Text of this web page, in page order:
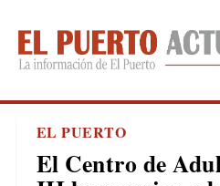
EL PUERTO
El Centro de